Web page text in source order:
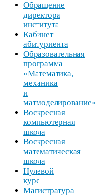
Обращение
директора
института
Кабинет
абитуриента
Образовательная
программа
«Математика,
механика
и
матмоделирование»
Воскресная
компьютерная
школа
Воскресная
математическая
школа
Нулевой
курс
Магистратура